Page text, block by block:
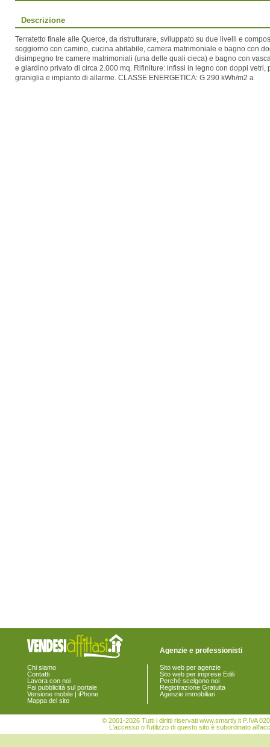
Descrizione
Terratetto finale alle Querce, da ristrutturare, sviluppato su due livelli e
soggiorno con camino, cucina abitabile, camera matrimoniale e bagno con
disimpegno tre camere matrimoniali (una delle quali cieca) e bagno con
e giardino privato di circa 2.000 mq. Rifiniture: infissi in legno con doppi vetri,
graniglia e impianto di allarme. CLASSE ENERGETICA: G 290 kWh/m2 a
Chi siamo
Contatti
Lavora con noi
Fai pubblicità sul portale
Versione mobile | iPhone
Mappa del sito
Agenzie e professionisti
Sito web per agenzie
Sito web per imprese Edili
Perchè scelgono noi
Registrazione Gratuita
Agenzie immobiliari
© 2001-2026 Tutti i diritti riservati www.smartly.it P.IVA
L'accesso o l'utilizzo di questo sito è subordinato